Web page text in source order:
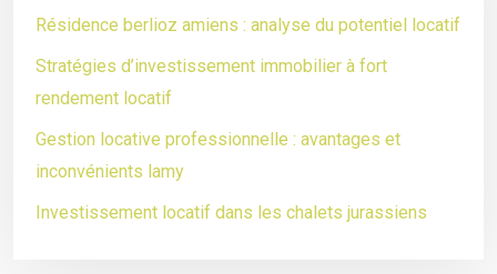
Résidence berlioz amiens : analyse du potentiel locatif
Stratégies d’investissement immobilier à fort
rendement locatif
Gestion locative professionnelle : avantages et
inconvénients lamy
Investissement locatif dans les chalets jurassiens